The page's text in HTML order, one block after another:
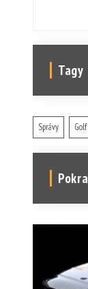
Tagy
Správy